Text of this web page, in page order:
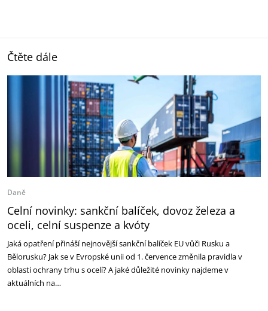
Čtěte dále
Daně
Celní novinky: sankční balíček, dovoz železa a
oceli, celní suspenze a kvóty
Jaká opatření přináší nejnovější sankční balíček EU vůči Rusku a
Bělorusku? Jak se v Evropské unii od 1. července změnila pravidla v
oblasti ochrany trhu s ocelí? A jaké důležité novinky najdeme v
aktuálních na…